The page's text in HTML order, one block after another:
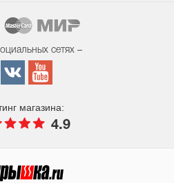
сетях –
магазина:
4.9